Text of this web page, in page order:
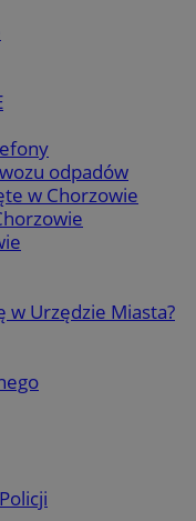
odpadów
w Chorzowie
w Urzędzie Miasta?